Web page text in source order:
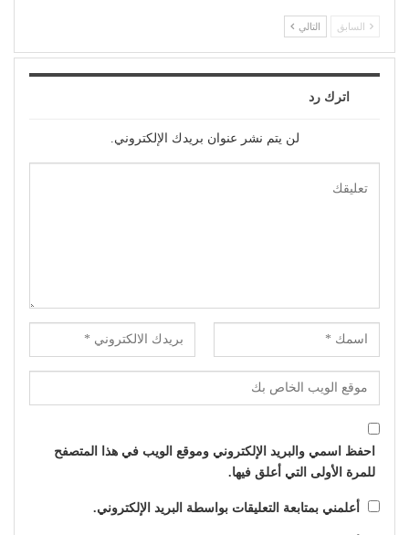
السابق التالي
اترك رد
لن يتم نشر عنوان بريدك الإلكتروني.
احفظ اسمي والبريد الإلكتروني وموقع الويب في هذا المتصفح
للمرة الأولى التي أعلق فيها.
أعلمني بمتابعة التعليقات بواسطة البريد الإلكتروني.